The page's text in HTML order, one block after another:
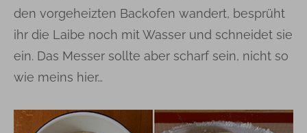
den vorgeheizten Backofen wandert, besprüht
ihr die Laibe noch mit Wasser und schneidet sie
ein. Das Messer sollte aber scharf sein, nicht so
wie meins hier…